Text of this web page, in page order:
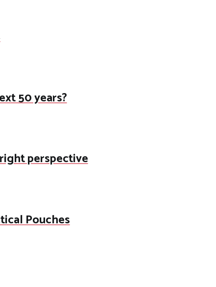
50 years?
perspective
Pouches